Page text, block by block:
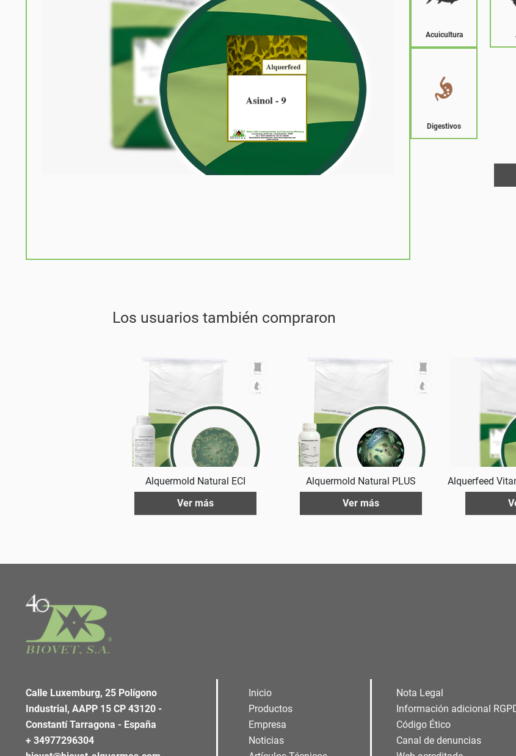
Acuicultura
Digestivos
Los usuarios también compraron
Alquermold Natural ECI
Ver más
Alquermold Natural PLUS
Ver más
Alquerfeed
Calle Luxemburg, 25 Polígono
Industrial, AAPP 15 CP 43120 -
Constantí Tarragona - España
+ 34977296304
Inicio
Productos
Empresa
Noticias
Nota Legal
Información adicional
Código Ético
Canal de denuncias